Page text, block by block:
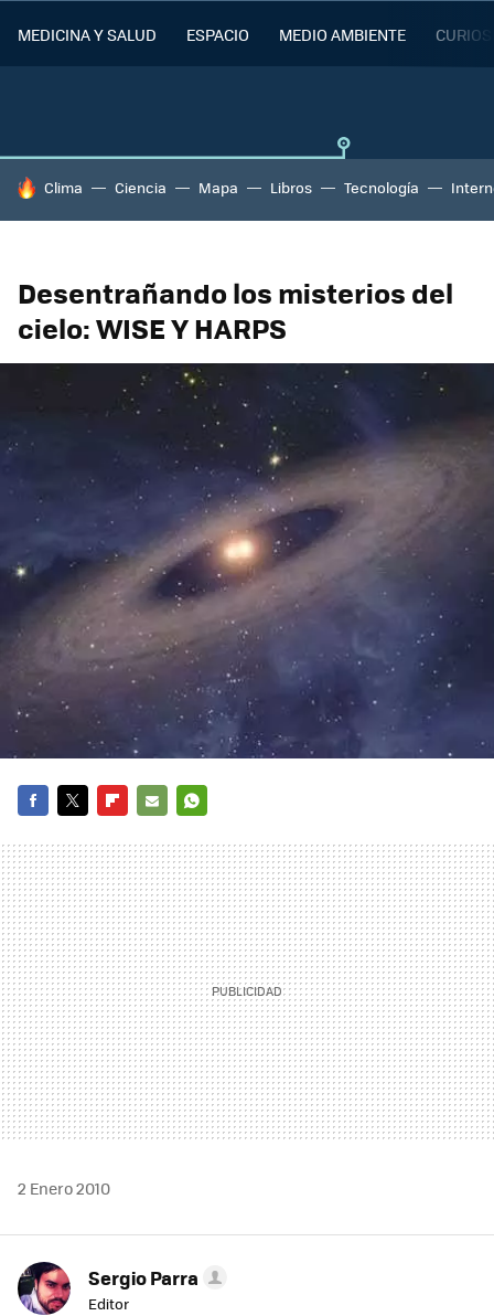
MEDICINA Y SALUD ESPACIO MEDIO AMBIENTE
HOY SE HABLA DE
Clima Ciencia Mapa Libros Tecnología
Desentrañando los misterios del
cielo: WISE Y HARPS
MAIL
2 Enero 2010
Sergio Parra
Editor